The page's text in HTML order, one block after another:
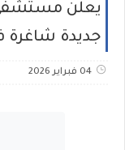
يعلن
جديدة
04 فبراير 2026